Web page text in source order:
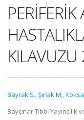
PERİFERİK
Bayrak S.,Şırlak M.,
Bayçınar Tıbbi